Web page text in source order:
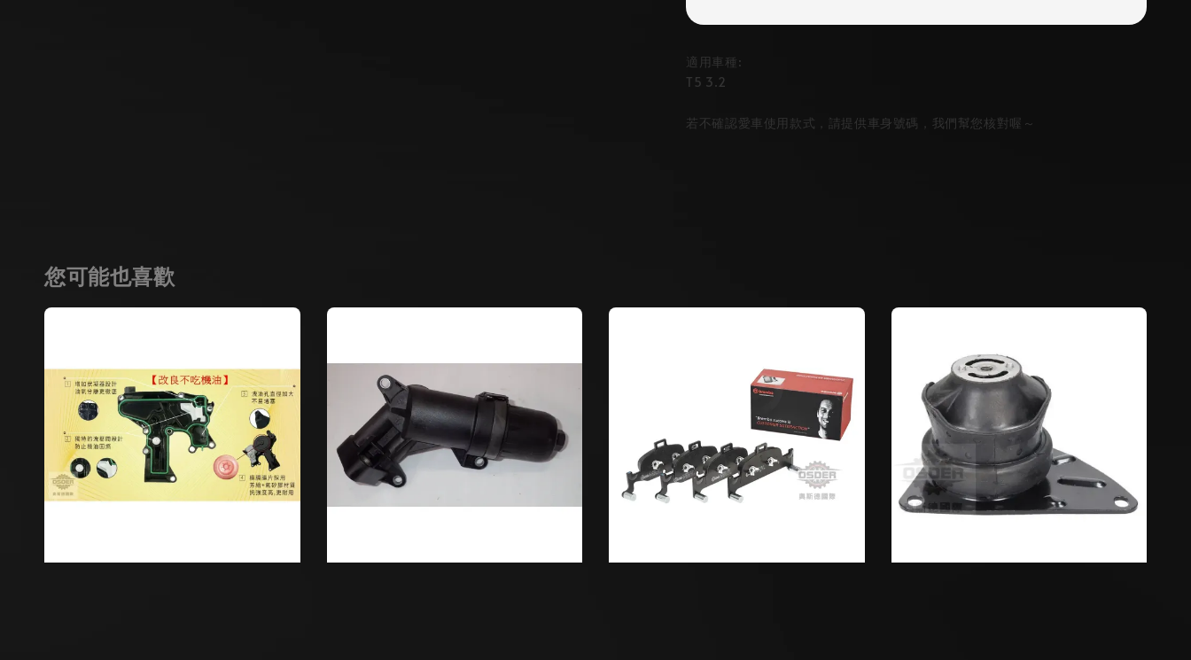
適用車種:
T5 3.2
若不確認愛車使用款式，請提供車身號碼，我們幫您核對喔～
您可能也喜歡